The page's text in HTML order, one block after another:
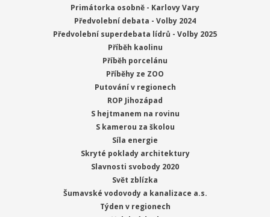
Primátorka osobně - Karlovy Vary
Předvolební debata - Volby 2024
Předvolební superdebata lídrů - Volby 2025
Příběh kaolinu
Příběh porcelánu
Příběhy ze ZOO
Putování v regionech
ROP Jihozápad
S hejtmanem na rovinu
S kamerou za školou
Síla energie
Skryté poklady architektury
Slavnosti svobody 2020
Svět zblízka
Šumavské vodovody a kanalizace a.s.
Týden v regionech